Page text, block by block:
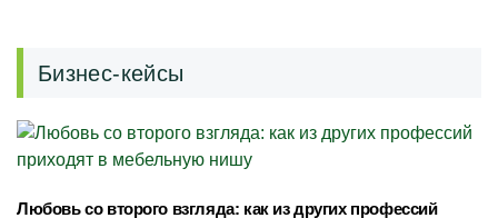
Бизнес-кейсы
Любовь со второго взгляда: как из других профессий